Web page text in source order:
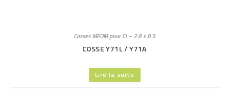
Cosses MFOM pour CI – 2.8 x 0.5
COSSE Y71L / Y71A
Lire la suite